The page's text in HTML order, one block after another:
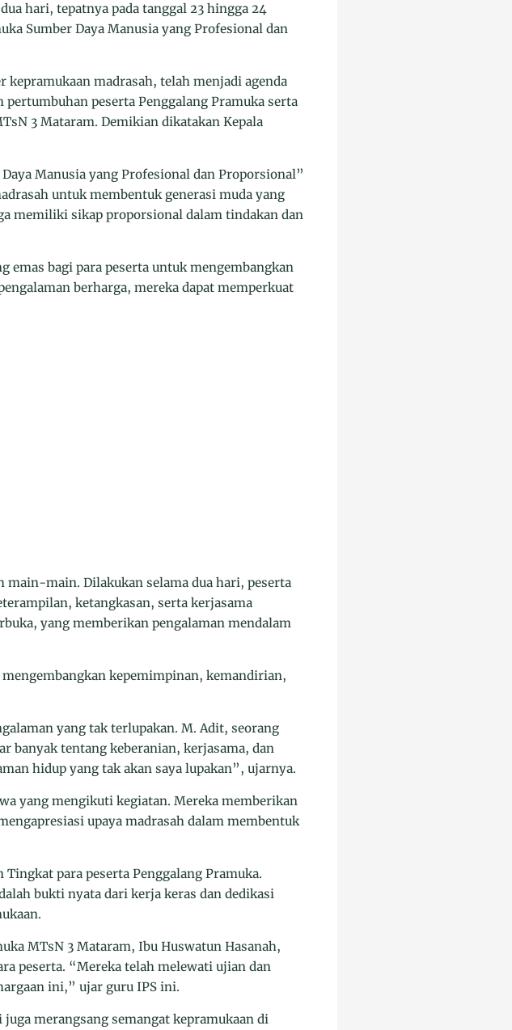
hari, tepatnya pada tanggal 23 hingga 24
Sumber Daya Manusia yang Profesional dan
madrasah, telah menjadi agenda
peserta Penggalang Pramuka serta
3 Mataram. Demikian dikatakan Kepala
Manusia yang Profesional dan Proporsional”
untuk membentuk generasi muda yang
memiliki sikap proporsional dalam tindakan dan
emas bagi para peserta untuk mengembangkan
berharga, mereka dapat memperkuat
main-main. Dilakukan selama dua hari, peserta
ketangkasan, serta kerjasama
yang memberikan pengalaman mendalam
kepemimpinan, kemandirian,
yang tak terlupakan. M. Adit, seorang
banyak tentang keberanian, kerjasama, dan
hidup yang tak akan saya lupakan”, ujarnya.
yang mengikuti kegiatan. Mereka memberikan
upaya madrasah dalam membentuk
Tingkat para peserta Penggalang Pramuka.
bukti nyata dari kerja keras dan dedikasi
MTsN 3 Mataram, Ibu Huswatun Hasanah,
peserta. “Mereka telah melewati ujian dan
ini,” ujar guru IPS ini.
merangsang semangat kepramukaan di